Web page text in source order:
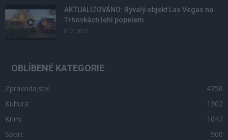
AKTUALIZOVÁNO: Bývalý objekt Las Vegas na
Trhovkách lehl popelem
8. 7. 2023
OBLÍBENÉ KATEGORIE
Zpravodajství
4756
Kultura
1302
Krimi
1047
Sport
500